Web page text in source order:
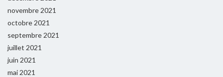
novembre 2021
octobre 2021
septembre 2021
juillet 2021
juin 2021
mai 2021